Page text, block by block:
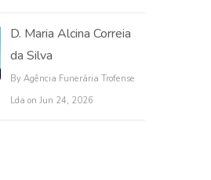
D. Maria Alcina Correia
da Silva
By Agência Funerária Trofense
Lda on Jun 24, 2026